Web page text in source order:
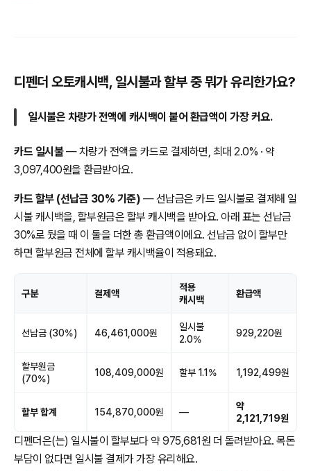
디펜더 오토캐시백, 일시불과 할부 중 뭐가 유리한가요?
일시불은 차량가 전액에 캐시백이 붙어 환급액이 가장 커요.
카드 일시불— 차량가 전액을 카드로 결제하면, 최대 2.0% · 약
3,097,400원을 환급받아요.
카드 할부 (선납금 30% 기준) — 선납금은 카드 일시불로 결제해 일
시불 캐시백을, 할부원금은 할부 캐시백을 받아요. 아래 표는 선납금
30%로 뒀을 때 이 둘을 더한 총 환급액이에요. 선납금 없이 할부만
하면 할부원금 전체에 할부 캐시백율이 적용돼요.
구분 결제액
적용
캐시백
환급액
선납금 (30%) 46,461,000원
일시불
2.0%
929,220원
할부원금
(70%)
108,409,000원 할부 1.1% 1,192,499원
할부 합계 154,870,000원 —
약
2,121,719원
디펜더은(는) 일시불이 할부보다 약 975,681원 더 돌려받아요. 목돈
부담이 없다면 일시불 결제가 가장 유리해요.